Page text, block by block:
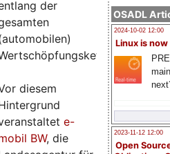
OSADL
2024-10-02 12:00
Linux is now
2023-11-12 12:00
Open
der
diesem
e-
BW, die